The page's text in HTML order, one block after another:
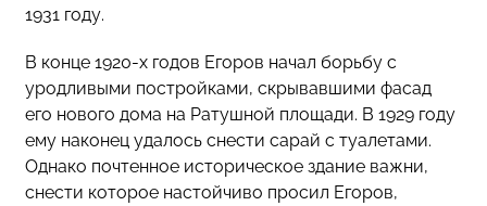
1931 году.
В конце 1920-х годов Егоров начал борьбу с
уродливыми постройками, скрывавшими фасад
его нового дома на Ратушной площади. В 1929 году
ему наконец удалось снести сарай с туалетами.
Однако почтенное историческое здание важни,
снести которое настойчиво просил Егоров,